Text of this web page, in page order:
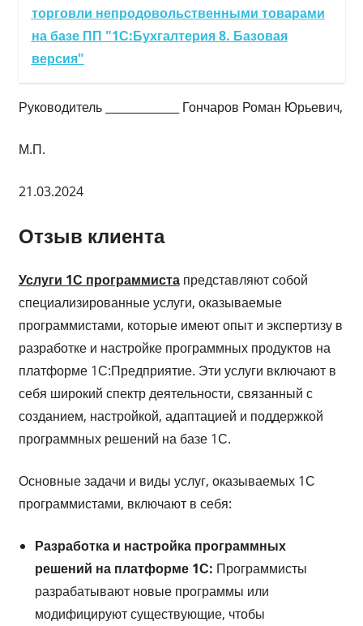
торговли непродовольственными товарами
на базе ПП "1С:Бухгалтерия 8. Базовая
версия"
Руководитель _____________ Гончаров Роман Юрьевич,
М.П.
21.03.2024
Отзыв клиента
Услуги 1С программистапредставляют собой
специализированные услуги, оказываемые
программистами, которые имеют опыт и экспертизу в
разработке и настройке программных продуктов на
платформе 1С:Предприятие. Эти услуги включают в
себя широкий спектр деятельности, связанный с
созданием, настройкой, адаптацией и поддержкой
программных решений на базе 1С.
Основные задачи и виды услуг, оказываемых 1С
программистами, включают в себя:
Разработка и настройка программных
решений на платформе 1С: Программисты
разрабатывают новые программы или
модифицируют существующие, чтобы